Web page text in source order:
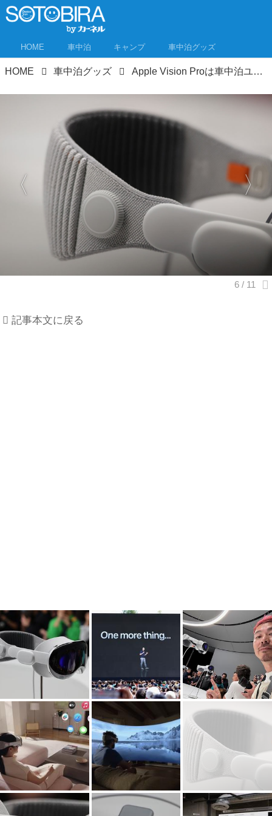
HOME 車中泊 キャンプ 車中泊グッズ
HOME 車中泊グッズ Apple Vision Proは車中泊ユーザーにおすすめしたい逸品！ 体験取材者が語る「車中作業に最高」の理由
記事本文に戻る